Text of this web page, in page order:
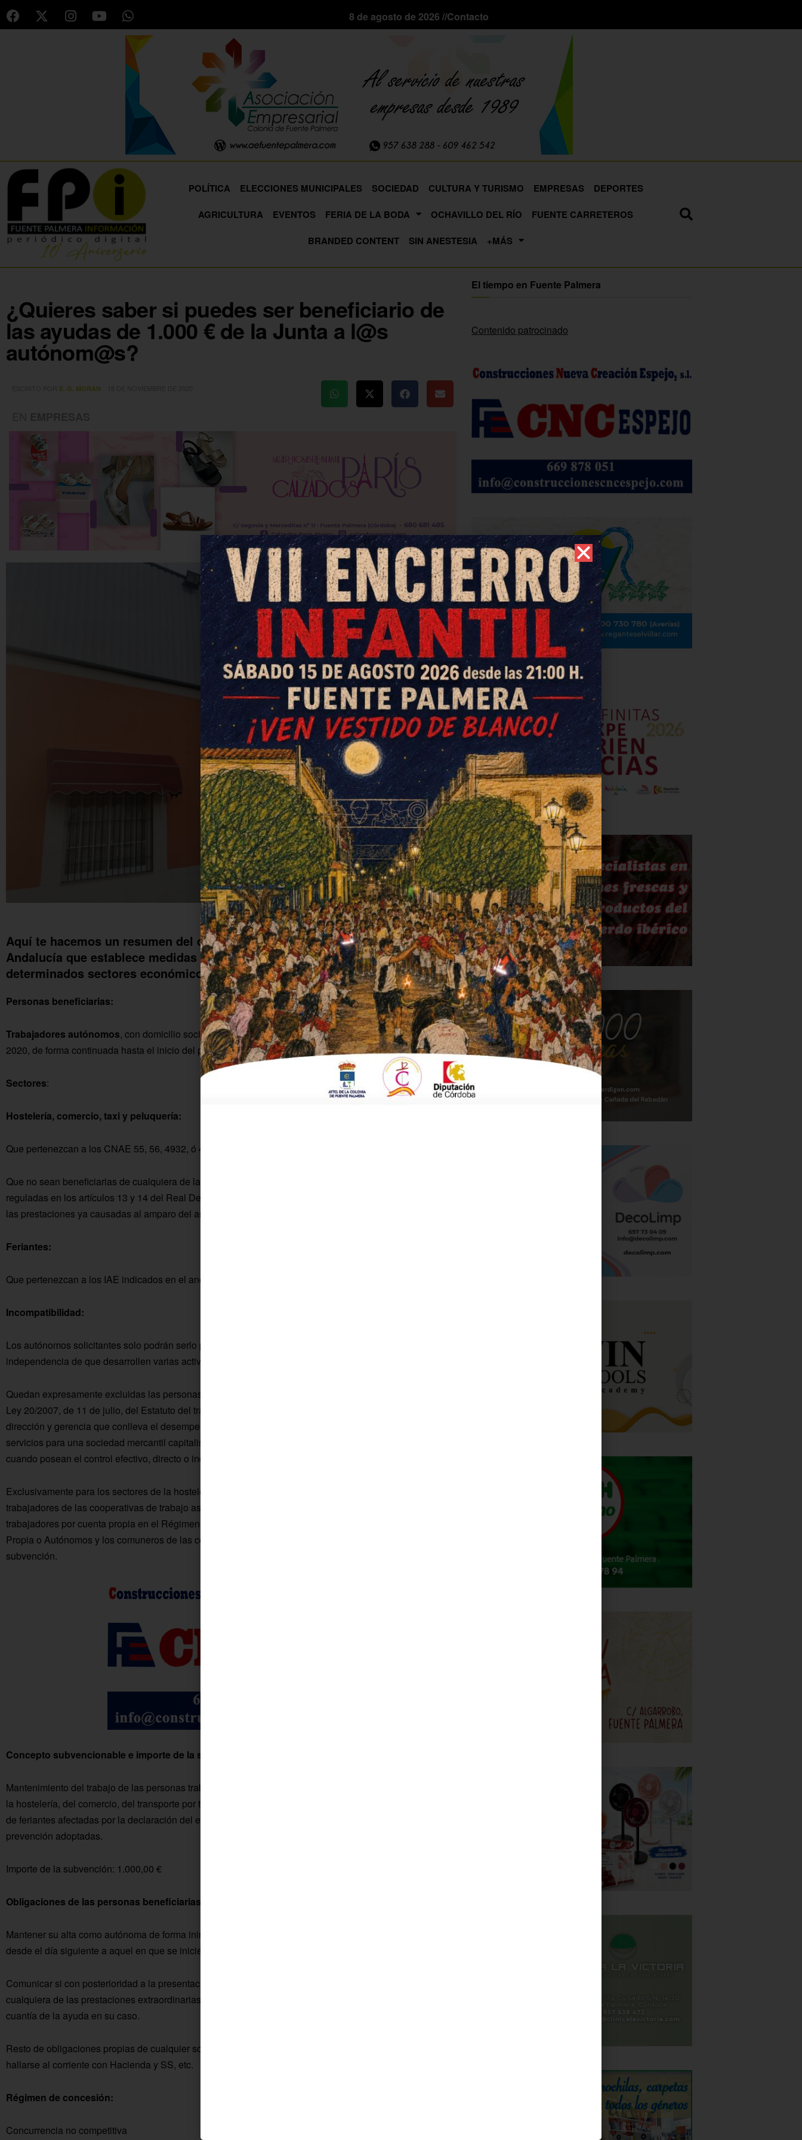
8 de agosto de 2026 //Contacto
POLÍTICA ELECCIONES MUNICIPALES SOCIEDAD CULTURA Y TURISMO EMPRESAS
DEPORTES
AGRICULTURA
EVENTOS FERIA DE LA BODA OCHAVILLO DEL RÍO
FUENTE CARRETEROS
BRANDED CONTENT
SIN ANESTESIA +MÁS
¿Quieres saber si puedes ser beneficiario de
las ayudas de 1.000 € de la Junta a l@s
autónom@s?
E. G. MORÁN
Salón Moyano
Aquí te hacemos un resumen del decreto publicado ayer por la Junta de
Andalucía que establece medidas urgentes para el mantenimiento de
determinados sectores económicos.
Personas beneficiarias:
Trabajadores autónomos, con domicilio social en Andalucía, alta en la actividad previa al 14 de marzo de
2020, de forma continuada hasta el inicio del plazo de solicitudes.
Sectores:
Hostelería, comercio, taxi y peluquería:
Que pertenezcan a los CNAE 55, 56, 4932, ó 47 (excepto 471 y 472). IAE 972.1 en el caso de peluquerías.
Que no sean beneficiarias de cualquiera de las prestaciones extraordinarias de cese de actividad
reguladas en los artículos 13 y 14 del Real Decreto-ley 30/2020, de 29 de septiembre, o de la prórroga de
las prestaciones ya causadas al amparo del artículo 9 del Real Decreto-ley 24/2020, de 26 de junio.
Feriantes:
Que pertenezcan a los IAE indicados en el anexo: 982.2, 982.4, 018, 663, 674, 972.1
Incompatibilidad:
Los autónomos solicitantes solo podrán serlo por una sola vez, para la misma convocatoria, con
independencia de que desarrollen varias actividades identificadas con distintos CNAE y epígrafes de IAE.
Quedan expresamente excluidas las personas trabajadoras autónomas reguladas en el artículo 1.2.c) de la
Ley 20/2007, de 11 de julio, del Estatuto del trabajo autónomo («c) Quienes ejerzan las funciones de
dirección y gerencia que conlleva el desempeño del cargo de consejero o administrador, o presten otros
servicios para una sociedad mercantil capitalista, a título lucrativo y de forma habitual, personal y directa,
cuando posean el control efectivo, directo o indirecto de aquélla»).
Exclusivamente para los sectores de la hostelería, del comercio y del transporte por taxi, los socios
trabajadores de las cooperativas de trabajo asociado que hayan optado por su encuadramiento como
trabajadores por cuenta propia en el Régimen Especial de la Seguridad Social de Trabajadores por Cuenta
Propia o Autónomos y los comuneros de las comunidades de bienes, tendrán derecho igualmente a esta
subvención.
Concepto subvencionable e importe de la subvención:
Mantenimiento del trabajo de las personas trabajadoras por cuenta propia o autónomas de los sectores de
la hostelería, del comercio, del transporte por taxi, y de los servicios de peluquería de señora y caballero y
de feriantes afectadas por la declaración del estado de alarma y por las medidas de contención y
prevención adoptadas.
Importe de la subvención: 1.000,00 €
Obligaciones de las personas beneficiarias:
Mantener su alta como autónoma de forma ininterrumpidamente, durante al menos, tres meses a contar
desde el día siguiente a aquel en que se inicie el plazo de presentación de solicitudes.
Comunicar si con posterioridad a la presentación de la solicitud obtuviesen la condición de beneficiaria de
cualquiera de las prestaciones extraordinarias de cese de actividad, debiendo procederse al reintegro de la
cuantía de la ayuda en su caso.
Resto de obligaciones propias de cualquier solicitante de subvención: comunicación de datos, información,
hallarse al corriente con Hacienda y SS, etc.
Régimen de concesión:
Concurrencia no competitiva
El tiempo en Fuente Palmera
Contenido patrocinado